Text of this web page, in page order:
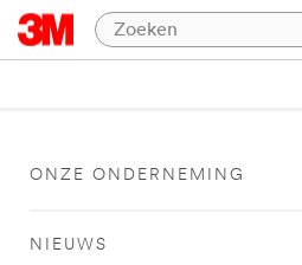
ONZE ONDERNEMING
NIEUWS